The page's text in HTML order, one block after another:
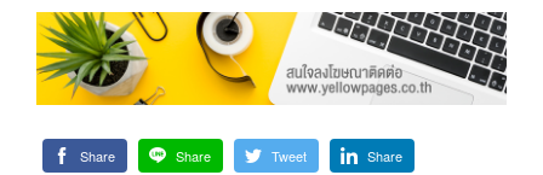
Share Share Tweet Share